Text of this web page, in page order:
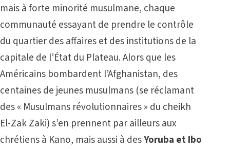
mais à forte minorité musulmane, chaque
communauté essayant de prendre le contrôle
du quartier des affaires et des institutions de la
capitale de l’État du Plateau. Alors que les
Américains bombardent l’Afghanistan, des
centaines de jeunes musulmans (se réclamant
des « Musulmans révolutionnaires » du cheikh
El-Zak Zaki) s’en prennent par ailleurs aux
chrétiens à Kano, mais aussi à desYoruba et Ibo